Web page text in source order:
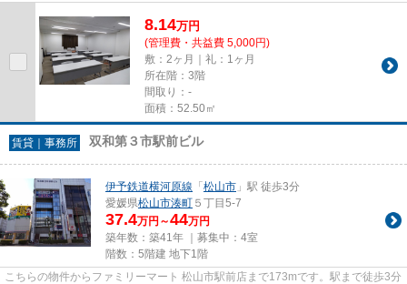
8.14万円
(管理費・共益費 5,000円)
敷：2ヶ月｜礼：1ヶ月
所在階：3階
間取り：-
面積：52.50㎡
賃貸｜事務所 双和第３市駅前ビル
伊予鉄道横河原線 「 松山市 」駅 徒歩3分
愛媛県松山市湊町 ５丁目5-7
37.4万円～44万円
築年数：築41年 ｜募集中： 4室
階数：5階建 地下1階
こちらの物件からファミリーマート 松山市駅前店まで173mです。駅まで徒歩3分